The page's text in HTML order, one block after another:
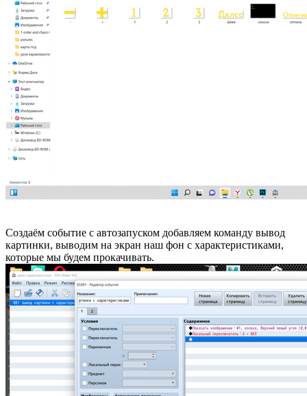
Создаём событие с автозапуском добавляем команду вывод
картинки, выводим на экран наш фон с характеристиками,
которые мы будем прокачивать.